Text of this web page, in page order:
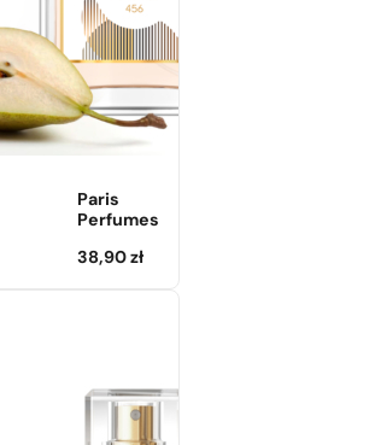
Paris
Perfumes
38,90zł